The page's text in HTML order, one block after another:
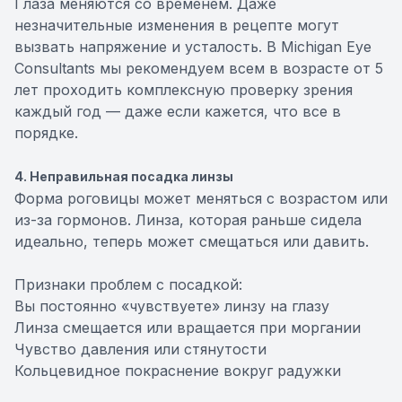
незначительные изменения в рецепте могут
вызвать напряжение и усталость. В Michigan Eye
Consultants мы рекомендуем всем в возрасте от 5
лет проходить комплексную проверку зрения
каждый год — даже если кажется, что все в
порядке.
4. Неправильная посадка линзы
Форма роговицы может меняться с возрастом или
из-за гормонов. Линза, которая раньше сидела
идеально, теперь может смещаться или давить.
Признаки проблем с посадкой:
Вы постоянно «чувствуете» линзу на глазу
Линза смещается или вращается при моргании
Чувство давления или стянутости
Кольцевидное покраснение вокруг радужки